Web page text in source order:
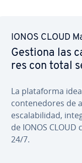
IONOS CLOUD
Gestiona las
res con total
La pla­ta­fo­r­ma
co­n­te­ne­do­res de
es­ca­la­bi­li­dad,
de IONOS
24/7.